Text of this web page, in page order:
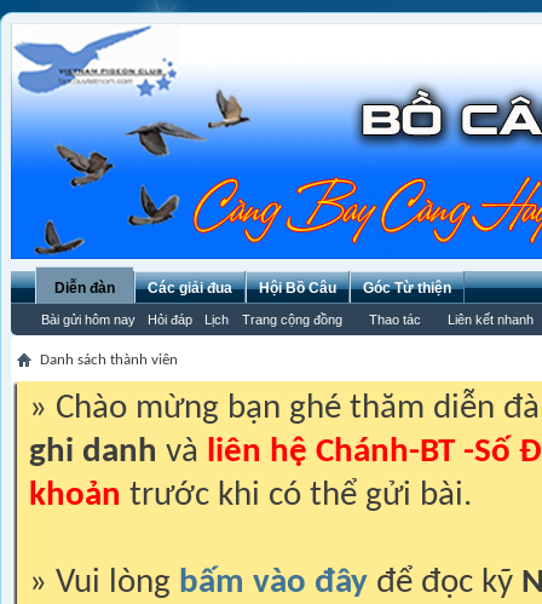
Diễn đàn
Bài gửi hôm nay Hỏi đáp Lịch Trang cộng đồng Thao tác Liên kết nhanh
Các giải đua Hội Bồ Câu Góc Từ thiện
Danh sách thành viên
» Chào mừng bạn ghé thăm diễn
ghi danh và liên hệ Chánh-BT -Số
khoản trước khi có thể gửi bài.
» Vui lòng bấm vào đây để đọc kỹ